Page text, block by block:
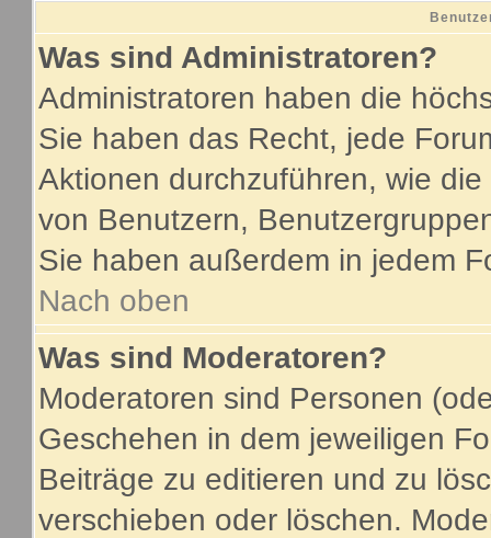
Was sind Administratoren?
Administratoren haben die
Sie haben das Recht, jede
Aktionen durchzuführen, wie
von Benutzern,
Sie haben außerdem in jedem
Nach oben
Was sind Moderatoren?
Moderatoren sind Personen
Geschehen in dem jeweiligen
Beiträge zu editieren und zu
verschieben oder löschen.